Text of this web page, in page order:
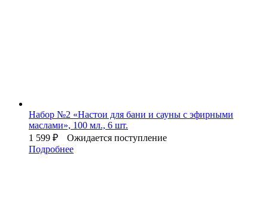
Набор №2 «Настои для бани и сауны с эфирными
маслами», 100 мл., 6 шт.
1 599 ₽
Ожидается поступление
Подробнее